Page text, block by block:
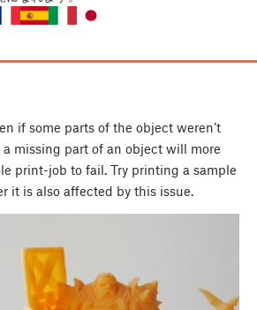
if some parts of the object weren’t
missing part of an object will more
print-job to fail. Try printing a sample
it is also affected by this issue.